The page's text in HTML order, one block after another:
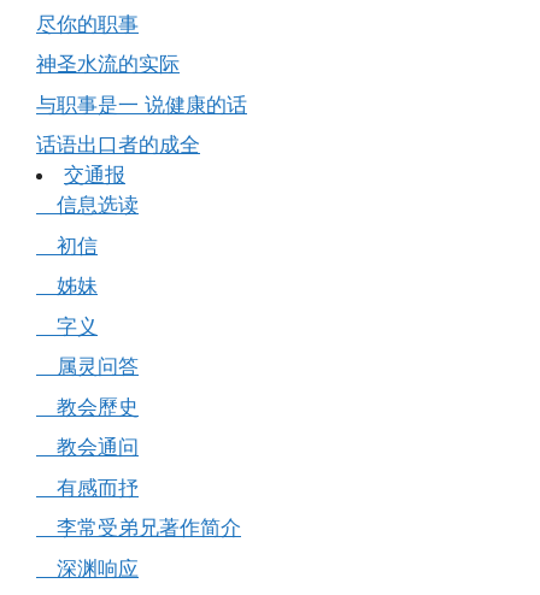
尽你的职事
神圣水流的实际
与职事是一 说健康的话
话语出口者的成全
交通报
信息选读
初信
姊妹
字义
属灵问答
教会歷史
教会通问
有感而抒
李常受弟兄著作简介
深渊响应